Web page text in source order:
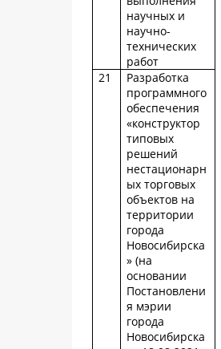
научных и
научно-
технических
работ
21
Разработка
программного
обеспечения
«конструктор
типовых
решений
нестационарн
ых торговых
объектов на
территории
города
Новосибирска
» (на
основании
Постановлени
я мэрии
города
Новосибирска